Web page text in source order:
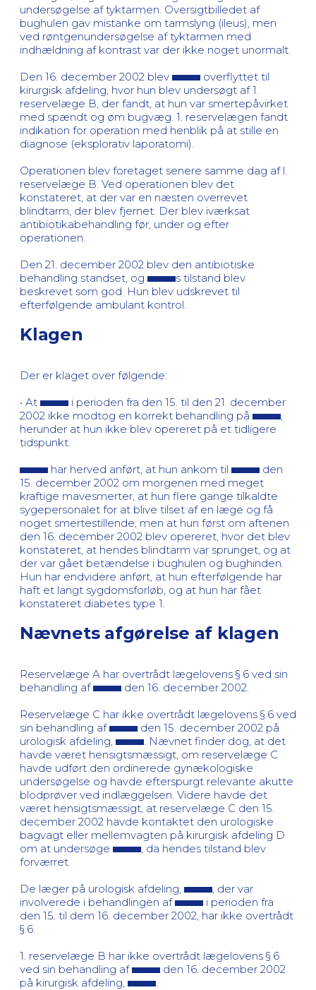
undersøgelse af tyktarmen. Oversigtbilledet af
bughulen gav mistanke om tarmslyng (ileus), men
ved røntgenundersøgelse af tyktarmen med
indhældning af kontrast var der ikke noget unormalt.
Den 16. december 2002 blev
overflyttet til
kirurgisk afdeling, hvor hun blev undersøgt af 1.
reservelæge B, der fandt, at hun var smertepåvirket
med spændt og øm bugvæg. 1. reservelægen fandt
indikation for operation med henblik på at stille en
diagnose (eksplorativ laporatomi).
Operationen blev foretaget senere samme dag af l.
reservelæge B. Ved operationen blev det
konstateret, at der var en næsten overrevet
blindtarm, der blev fjernet. Der blev iværksat
antibiotikabehandling før, under og efter
operationen.
Den 21. december 2002 blev den antibiotiske
behandling standset, og
s tilstand blev
beskrevet som god. Hun blev udskrevet til
efterfølgende ambulant kontrol.
Klagen
Der er klaget over følgende:
• At
i perioden fra den 15. til den 21. december
2002 ikke modtog en korrekt behandling på
herunder at hun ikke blev opereret på et tidligere
tidspunkt.
har herved anført, at hun ankom til
den
15. december 2002 om morgenen med meget
kraftige mavesmerter, at hun flere gange tilkaldte
sygepersonalet for at blive tilset af en læge og få
noget smertestillende, men at hun først om aftenen
den 16. december 2002 blev opereret, hvor det blev
konstateret, at hendes blindtarm var sprunget, og at
der var gået betændelse i bughulen og bughinden.
Hun har endvidere anført, at hun efterfølgende har
haft et langt sygdomsforløb, og at hun har fået
konstateret diabetes type 1.
Nævnets afgørelse af klagen
Reservelæge A har overtrådt lægelovens § 6 ved sin
behandling af
den 16. december 2002.
Reservelæge C har ikke overtrådt lægelovens § 6 ved
sin behandling af
den 15. december 2002 på
urologisk afdeling,
. Nævnet finder dog, at det
havde været hensigtsmæssigt, om reservelæge C
havde udført den ordinerede gynækologiske
undersøgelse og havde efterspurgt relevante akutte
blodprøver ved indlæggelsen. Videre havde det
været hensigtsmæssigt, at reservelæge C den 15.
december 2002 havde kontaktet den urologiske
bagvagt eller mellemvagten på kirurgisk afdeling D
om at undersøge
, da hendes tilstand blev
forværret.
De læger på urologisk afdeling,
, der var
involverede i behandlingen af
i perioden fra
den 15. til dem 16. december 2002, har ikke overtrådt
§ 6.
1. reservelæge B har ikke overtrådt lægelovens § 6
ved sin behandling af
den 16. december 2002
på kirurgisk afdeling,